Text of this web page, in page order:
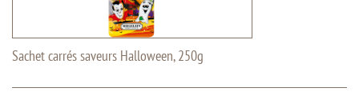
Sachet carrés saveurs Halloween, 250g